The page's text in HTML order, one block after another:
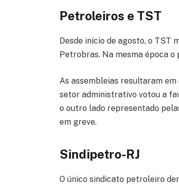
Petroleiros e TST
Desde início de agosto, o TST
Petrobras. Na mesma época
As assembleias resultaram
setor administrativo votou a
o outro lado representado
em greve.
Sindipetro-RJ
O único sindicato petroleiro